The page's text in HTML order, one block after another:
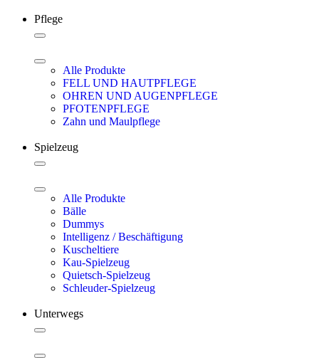
Pflege
Alle Produkte
FELL UND HAUTPFLEGE
OHREN UND AUGENPFLEGE
PFOTENPFLEGE
Zahn und Maulpflege
Spielzeug
Alle Produkte
Bälle
Dummys
Intelligenz / Beschäftigung
Kuscheltiere
Kau-Spielzeug
Quietsch-Spielzeug
Schleuder-Spielzeug
Unterwegs